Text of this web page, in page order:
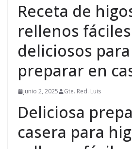
Receta de
rellenos
deliciosos para
preparar en
junio 2, 2025 Gte. Red. Luis
Deliciosa
casera para